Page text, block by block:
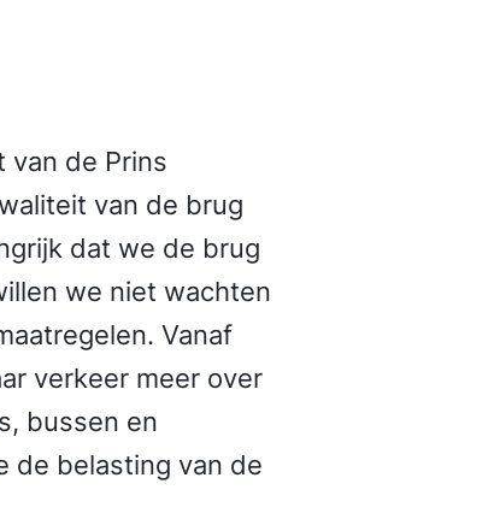
van de Prins
van de brug
dat we de brug
we niet wachten
Vanaf
verkeer meer over
bussen en
de belasting van de